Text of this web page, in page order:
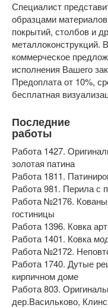
Специалист
образцами
покрытий, столбов и
металлоконструкций.
коммерческое
исполнения Вашего
Предоплата от 10%,
бесплатная
Последние
работы
Работа 1427.
золотая патина
Работа 1811.
Работа 981. Перила с
Работа №2176.
гостиницы
Работа 1396. Ковка
Работа 1401. Ковка
Работа №2172.
Работа 1740. Дутые
кирпичном доме
Работа 803.
дер.Васильково,